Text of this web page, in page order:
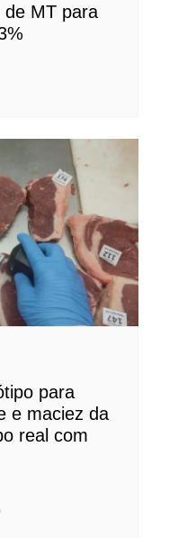
de MT para
para
e maciez da
real com